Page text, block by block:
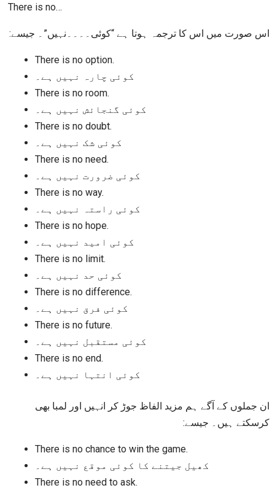
There is no…
اس صورت میں اس کا ترجمہ ہوتا ہے “کوئی۔۔۔۔نہیں”۔ جیسے:
There is no option.
کوئی چارہ نہیں ہے۔
There is no room.
کوئی گنجائش نہیں ہے۔
There is no doubt.
کوئی شک نہیں ہے۔
There is no need.
کوئی ضرورت نہیں ہے۔
There is no way.
کوئی راستہ نہیں ہے۔
There is no hope.
کوئی امید نہیں ہے۔
There is no limit.
کوئی حد نہیں ہے۔
There is no difference.
کوئی فرق نہیں ہے۔
There is no future.
کوئی مستقبل نہیں ہے۔
There is no end.
کوئی انتہا نہیں ہے۔
ان جملوں کے آگے ہم مزید الفاظ جوڑ کر انہیں اور لمبا بھی
کرسکتے ہیں۔ جیسے:
There is no chance to win the game.
کھیل جیتنے کا کوئی موقع نہیں ہے۔
There is no need to ask.